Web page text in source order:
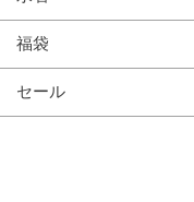
福袋
セール